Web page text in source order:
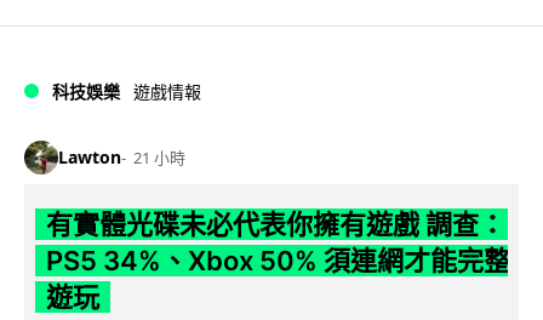
科技娛樂 遊戲情報
Lawton 21 小時
有實體光碟未必代表你擁有遊戲 調查：
PS5 34%、Xbox 50% 須連網才能完整
遊玩